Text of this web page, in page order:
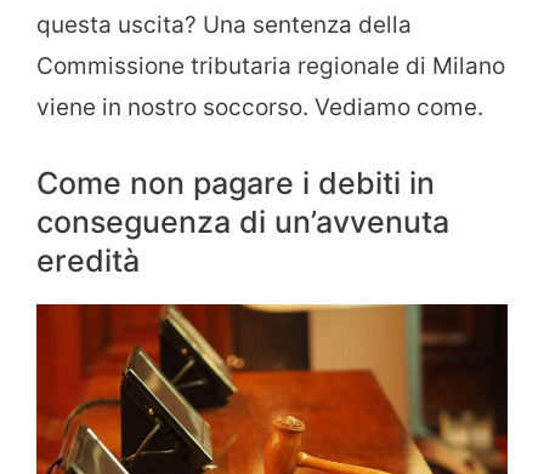
questa uscita? Una sentenza della
Commissione tributaria regionale di Milano
viene in nostro soccorso. Vediamo come.
Come non pagare i debiti in
conseguenza di un’avvenuta
eredità